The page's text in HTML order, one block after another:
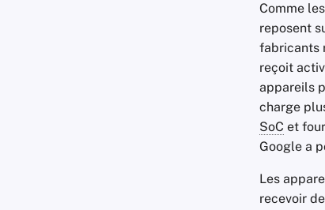
Comme
reposent
fabricants
reçoit
appareils
charge
SoC et
Google a
Les
recevoir